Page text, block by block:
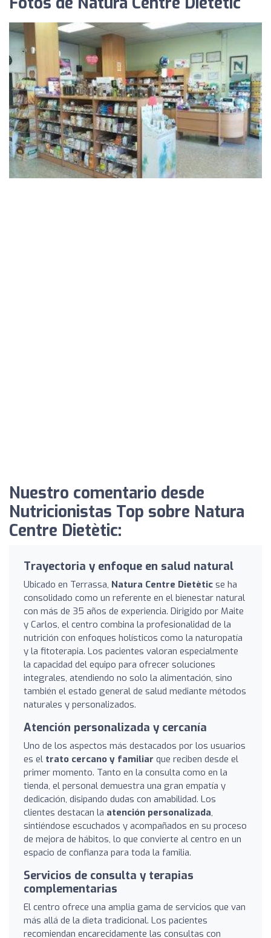
Nuestro comentario desde
Nutricionistas Top sobre Natura
Centre Dietètic:
Trayectoria y enfoque en salud natural
Ubicado en Terrassa, Natura Centre Dietètic se ha
consolidado como un referente en el bienestar natural
con más de 35 años de experiencia. Dirigido por Maite
y Carlos, el centro combina la profesionalidad de la
nutrición con enfoques holísticos como la naturopatía
y la fitoterapia. Los pacientes valoran especialmente
la capacidad del equipo para ofrecer soluciones
integrales, atendiendo no solo la alimentación, sino
también el estado general de salud mediante métodos
naturales y personalizados.
Atención personalizada y cercanía
Uno de los aspectos más destacados por los usuarios
es el trato cercano y familiar que reciben desde el
primer momento. Tanto en la consulta como en la
tienda, el personal demuestra una gran empatía y
dedicación, disipando dudas con amabilidad. Los
clientes destacan la atención personalizada,
sintiéndose escuchados y acompañados en su proceso
de mejora de hábitos, lo que convierte al centro en un
espacio de confianza para toda la familia.
Servicios de consulta y terapias
complementarias
El centro ofrece una amplia gama de servicios que van
más allá de la dieta tradicional. Los pacientes
recomiendan encarecidamente las consultas con